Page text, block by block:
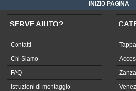
INIZIO PAGINA
SERVE AIUTO?
Contatti
Chi Siamo
FAQ
Istruzioni di montaggio